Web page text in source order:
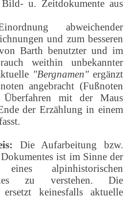
u. Zeitdokumente aus
abweichender
und zum besseren
Barth benutzter und im
weithin unbekannter
"Bergnamen" ergänzt
angebracht (Fußnoten
mit der Maus
der Erzählung in einem
Die Aufarbeitung bzw.
ist im Sinne der
eines alpinhistorischen
zu verstehen. Die
ersetzt keinesfalls aktuelle